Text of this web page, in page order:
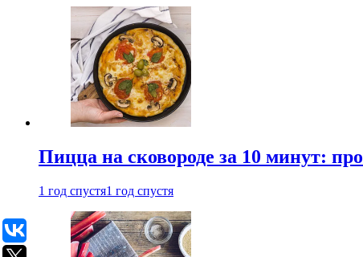
Пицца на сковороде за 10 минут:
1 год спустя1 год спустя